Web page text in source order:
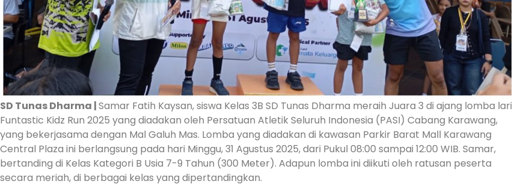
SD Tunas Dharma |Samar Fatih Kaysan, siswa Kelas 3B SD Tunas Dharma meraih Juara 3 di ajang lomba lari
Funtastic Kidz Run 2025 yang diadakan oleh Persatuan Atletik Seluruh Indonesia (PASI) Cabang Karawang,
yang bekerjasama dengan Mal Galuh Mas. Lomba yang diadakan di kawasan Parkir Barat Mall Karawang
Central Plaza ini berlangsung pada hari Minggu, 31 Agustus 2025, dari Pukul 08:00 sampai 12:00 WIB. Samar,
bertanding di Kelas Kategori B Usia 7-9 Tahun (300 Meter). Adapun lomba ini diikuti oleh ratusan peserta
secara meriah, di berbagai kelas yang dipertandingkan.